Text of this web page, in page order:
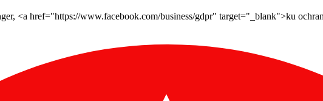
<a href="https://www.facebook.com/business/gdpr" target="_blank">ku